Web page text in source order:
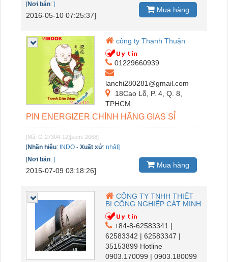
[Nơi bán: ]
2016-05-10 07:25:37]
Mua hàng
công ty Thanh Thuận
01229660939
lanchi280281@gmail.com
18Cao Lỗ, P. 4, Q. 8,
TPHCM
PIN ENERGIZER CHÍNH HÃNG GIAS SỈ
[Mã: G-27304-12][xem: 2068]
[Nhãn hiệu: INDO - Xuất xứ: nhật]
[Nơi bán: ]
2015-07-09 03:18:26]
Mua hàng
CÔNG TY TNHH THIẾT
BỊ CÔNG NGHIỆP CÁT MINH
+84-8-62583341 |
62583342 | 62583347 |
35153899 Hotline
0903.170099 | 0903.180099